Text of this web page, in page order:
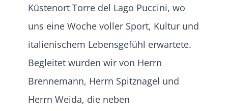
Küstenort Torre del Lago Puccini, wo
uns eine Woche voller Sport, Kultur und
italienischem Lebensgefühl erwartete.
Begleitet wurden wir von Herrn
Brennemann, Herrn Spitznagel und
Herrn Weida, die neben